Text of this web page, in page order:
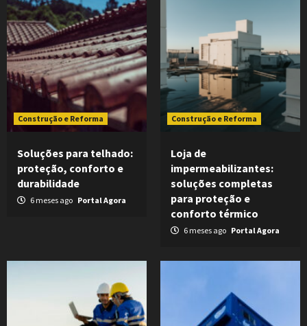
Construção e Reforma
Soluções para telhado:
proteção, conforto e
durabilidade
6 meses ago Portal Agora
Construção e Reforma
Loja de
impermeabilizantes:
soluções completas
para proteção e
conforto térmico
6 meses ago Portal Agora